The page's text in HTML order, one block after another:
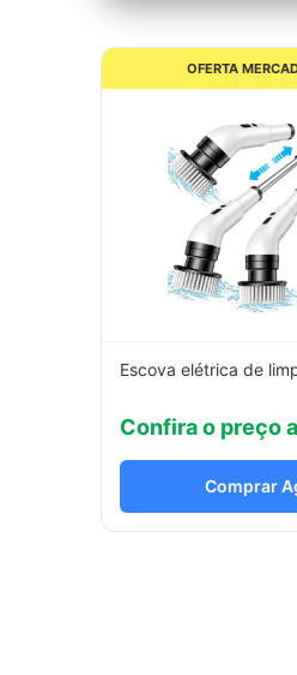
OFERTA
Escova elétrica de
Confira o preço
Comprar